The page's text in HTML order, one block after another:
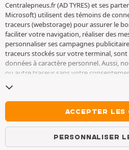
Centralepneus.fr (AD TYRES) et ses
Microsoft) utilisent des témoins de
traceurs (webstorage) pour assurer le
faciliter votre navigation, réaliser des
personnaliser ses campagnes
traceurs stockés sur votre terminal,
données à caractère personnel. Aussi,
ou autre traceur sans votre
conservons votre choix pendant 6 mois.
consentement à tout moment en vous
. Vous pouvez choisir de
accepter le dépôt de cookies ou autres
obstacle à l’accès aux services AD
vous invitons à consulterla page
ACCEPTER LES
PERSONNALISER